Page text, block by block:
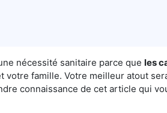
nécessité sanitaire parce que les
votre famille. Votre meilleur atout
connaissance de cet article qui